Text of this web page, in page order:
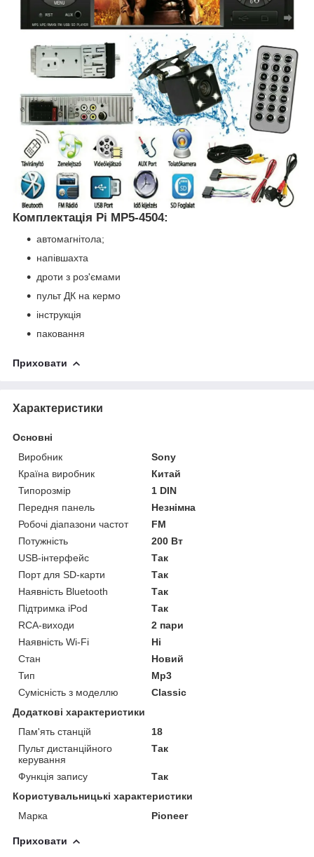
Комплектація Pi MP5-4504:
автомагнітола;
напівшахта
дроти з роз'ємами
пульт ДК на кермо
інструкція
паковання
Приховати
Характеристики
Основні
Виробник
Sony
Країна виробник
Китай
Типорозмір
1 DIN
Передня панель
Незнімна
Робочі діапазони частот
FM
Потужність
200 Вт
USB-інтерфейс
Так
Порт для SD-карти
Так
Наявність Bluetooth
Так
Підтримка iPod
Так
RCA-виходи
2 пари
Наявність Wi-Fi
Ні
Стан
Новий
Тип
Mp3
Сумісність з моделлю
Classic
Додаткові характеристики
Пам'ять станцій
18
Пульт дистанційного
керування
Так
Функція запису
Так
Користувальницькі характеристики
Марка
Pioneer
Приховати